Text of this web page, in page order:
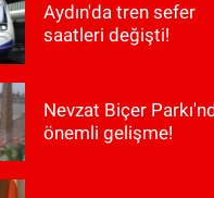
Aydın'da tren sefer
saatleri değişti!
Nevzat Biçer
önemli gelişme!